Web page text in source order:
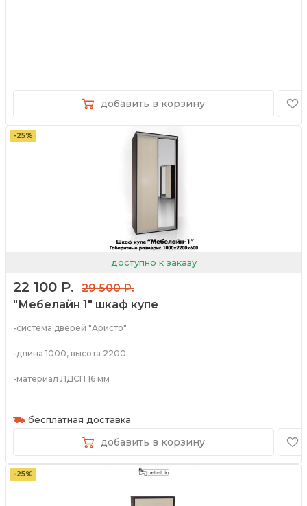
добавить в корзину
доступно к заказу
-25%
22 100 Р.
29 500 Р.
"Мебелайн 1" шкаф купе
-система дверей "Аристо"
-длина 1000, высота 2200
-материал ЛДСП 16 мм
бесплатная доставка
добавить в корзину
-25%